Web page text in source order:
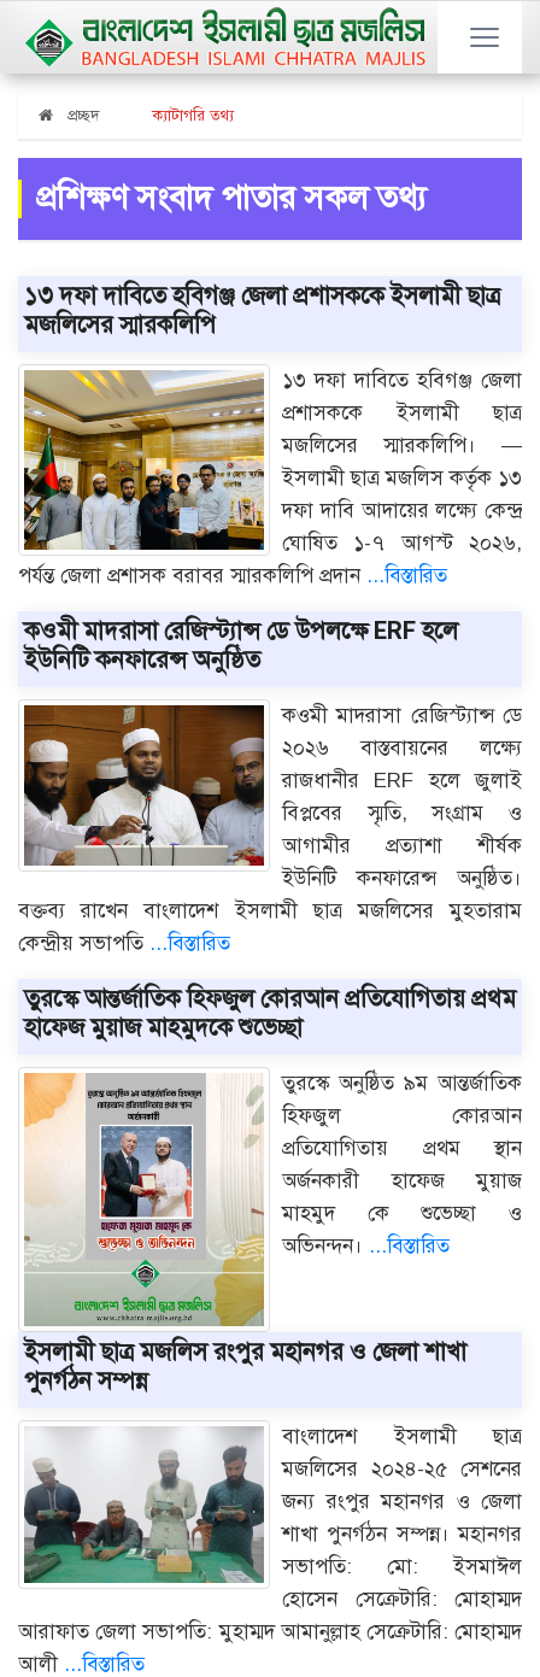
প্রচ্ছদ ক্যাটাগরি তথ্য
প্রশিক্ষণ সংবাদ পাতার সকল তথ্য
১৩ দফা দাবিতে হবিগঞ্জ জেলা প্রশাসককে ইসলামী ছাত্র
মজলিসের স্মারকলিপি
১৩ দফা দাবিতে হবিগঞ্জ জেলা
প্রশাসককে ইসলামী ছাত্র
মজলিসের স্মারকলিপি। —
ইসলামী ছাত্র মজলিস কর্তৃক ১৩
দফা দাবি আদায়ের লক্ষ্যে কেন্দ্র
ঘোষিত ১-৭ আগস্ট ২০২৬,
পর্যন্ত জেলা প্রশাসক বরাবর স্মারকলিপি প্রদান ...বিস্তারিত
কওমী মাদরাসা রেজিস্ট্যান্স ডে উপলক্ষে ERF হলে
ইউনিটি কনফারেন্স অনুষ্ঠিত
কওমী মাদরাসা রেজিস্ট্যান্স ডে
২০২৬ বাস্তবায়নের লক্ষ্যে
রাজধানীর ERF হলে জুলাই
বিপ্লবের স্মৃতি, সংগ্রাম ও
আগামীর প্রত্যাশা শীর্ষক
ইউনিটি কনফারেন্স অনুষ্ঠিত।
বক্তব্য রাখেন বাংলাদেশ ইসলামী ছাত্র মজলিসের মুহতারাম
কেন্দ্রীয় সভাপতি ...বিস্তারিত
তুরস্কে আন্তর্জাতিক হিফজুল কোরআন প্রতিযোগিতায় প্রথম
হাফেজ মুয়াজ মাহমুদকে শুভেচ্ছা
তুরস্কে অনুষ্ঠিত ৯ম আন্তর্জাতিক
হিফজুল কোরআন
প্রতিযোগিতায় প্রথম স্থান
অর্জনকারী হাফেজ মুয়াজ
মাহমুদ কে শুভেচ্ছা ও
অভিনন্দন। ...বিস্তারিত
ইসলামী ছাত্র মজলিস রংপুর মহানগর ও জেলা শাখা
পুনর্গঠন সম্পন্ন
বাংলাদেশ ইসলামী ছাত্র
মজলিসের ২০২৪-২৫ সেশনের
জন্য রংপুর মহানগর ও জেলা
শাখা পুনর্গঠন সম্পন্ন। মহানগর
সভাপতি: মো: ইসমাঈল
হোসেন সেক্রেটারি: মোহাম্মদ
আরাফাত জেলা সভাপতি: মুহাম্মদ আমানুল্লাহ সেক্রেটারি: মোহাম্মদ
আলী ...বিস্তারিত